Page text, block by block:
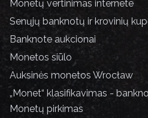
Monetų vertinimas internete
Senųjų banknotų ir krovinių
Banknote aukcionai
Monetos siūlo
Auksinės monetos Wrocław
„Monet“ klasifikavimas -
Monetų pirkimas